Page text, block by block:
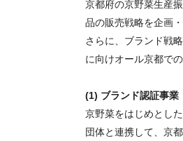
京都府の京野菜生産
品の販売戦略を企画
さらに、ブランド戦
に向けオール京都で
(1) ブランド認証事業
京野菜をはじめとし
団体と連携して、京